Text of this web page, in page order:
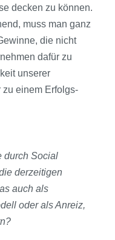
decken zu können.
muss man ganz
die nicht
dafür zu
unserer
zu einem Erfolgs­
durch Social
derzeitigen
auch als
oder als Anreiz,